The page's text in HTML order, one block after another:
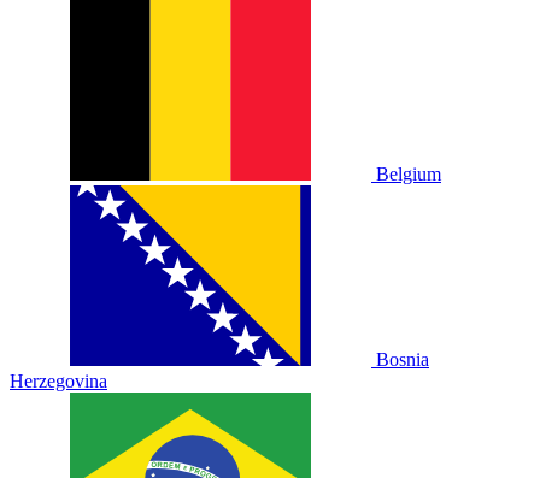
Belgium
Bosnia
Herzegovina